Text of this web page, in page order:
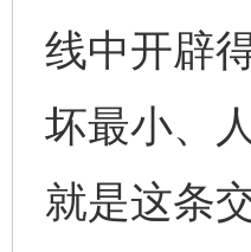
线中开辟
坏最小、
就是这条